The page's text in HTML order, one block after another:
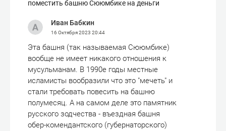
поместить башню Сююмбике на деньги
Иван Бабкин
16 Октября 2023 20:44
Эта башня (так называемая Сююмбике)
вообще не имеет никакого отношения к
мусульманам. В 1990е годы местные
исламисты вообразили что это "мечеть" и
стали требовать повесить на башню
полумесяц. А на самом деле это памятник
русского зодчества - въездная башня
обер-комендантского (губернаторского)